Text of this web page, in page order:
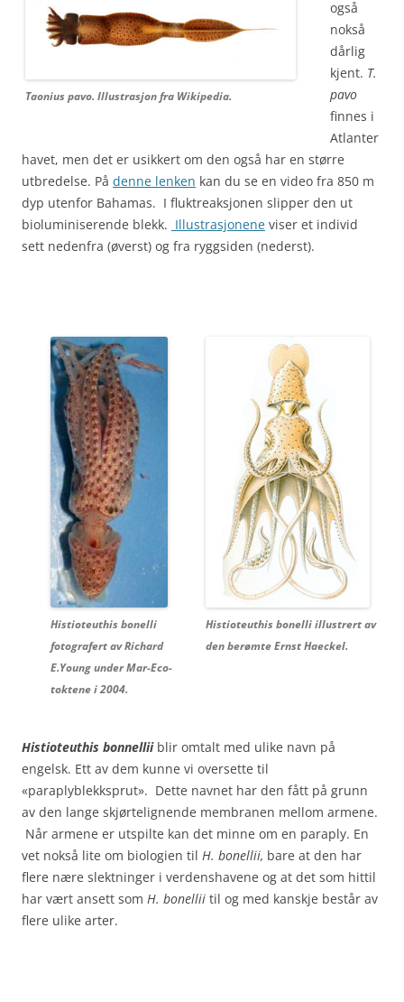
Taonius pavo. Illustrasjon fra Wikipedia.
også
nokså
dårlig
kjent. T.
pavo
finnes i
Atlanter
havet, men det er usikkert om den også har en større
utbredelse. På denne lenken kan du se en video fra 850 m
dyp utenfor Bahamas. I fluktreaksjonen slipper den ut
bioluminiserende blekk. Illustrasjonene viser et individ
sett nedenfra (øverst) og fra ryggsiden (nederst).
Histioteuthis bonelli illustrert av
den berømte Ernst Haeckel.
Histioteuthis bonelli
fotografert av Richard
E.Young under Mar-Eco-
toktene i 2004.
Histioteuthis bonnellii blir omtalt med ulike navn på
engelsk. Ett av dem kunne vi oversette til
«paraplyblekksprut». Dette navnet har den fått på grunn
av den lange skjørtelignende membranen mellom armene.
Når armene er utspilte kan det minne om en paraply. En
vet nokså lite om biologien til H. bonellii, bare at den har
flere nære slektninger i verdenshavene og at det som hittil
har vært ansett som H. bonellii til og med kanskje består av
flere ulike arter.